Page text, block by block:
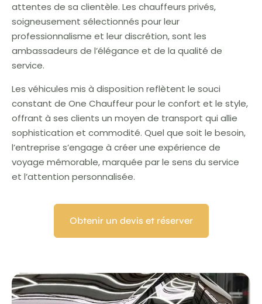
attentes de sa clientèle. Les chauffeurs privés,
soigneusement sélectionnés pour leur
professionnalisme et leur discrétion, sont les
ambassadeurs de l’élégance et de la qualité de
service.
Les véhicules mis à disposition reflètent le souci
constant de One Chauffeur pour le confort et le style,
offrant à ses clients un moyen de transport qui allie
sophistication et commodité. Quel que soit le besoin,
l’entreprise s’engage à créer une expérience de
voyage mémorable, marquée par le sens du service
et l’attention personnalisée.
Obtenir un devis et réserver